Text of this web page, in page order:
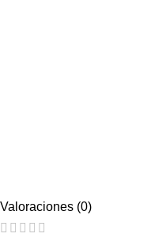
Valoraciones (0)